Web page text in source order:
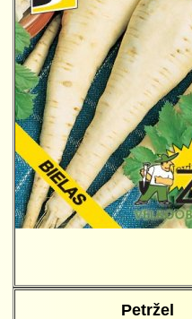
Petržel